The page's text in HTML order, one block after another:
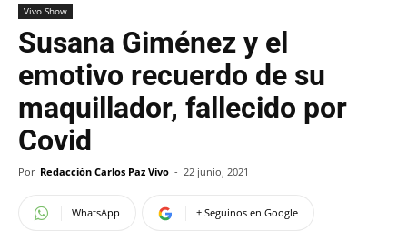
Vivo Show
Susana Giménez y el
emotivo recuerdo de su
maquillador, fallecido por
Covid
Por Redacción Carlos Paz Vivo - 22 junio, 2021
WhatsApp + Seguinos en Google